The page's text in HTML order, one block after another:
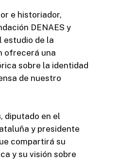
e historiador,
DENAES y
estudio de la
ofrecerá una
sobre la identidad
de nuestro
, diputado en el
y presidente
compartirá su
y su visión sobre